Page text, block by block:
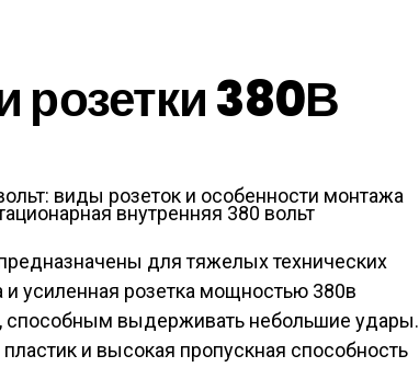
розетки 380В
внутренняя 380 вольт
для тяжелых технических
усиленная розетка мощностью 380в
выдерживать небольшие удары.
и высокая пропускная способность